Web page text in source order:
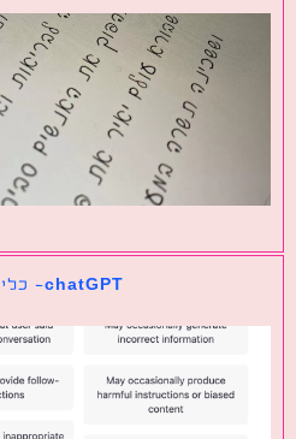
chatGPT- כלי לכתיבת פוסטים?